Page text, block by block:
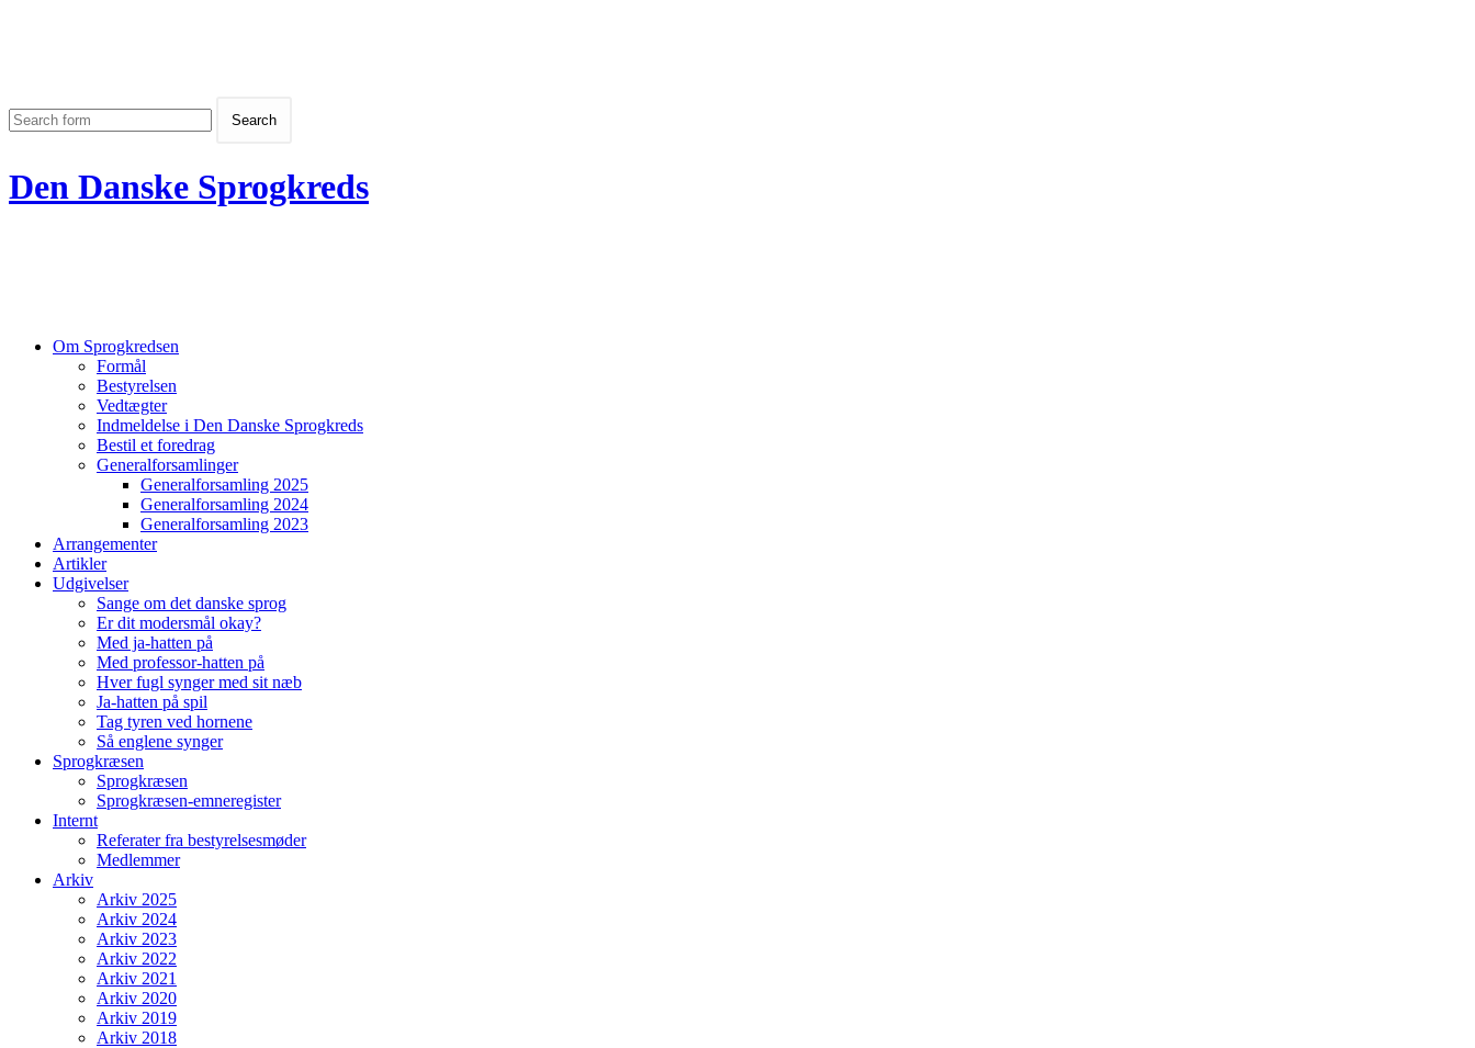
Den Danske Sprogkreds
Om Sprogkredsen
Formål
Bestyrelsen
Vedtægter
Indmeldelse i Den Danske Sprogkreds
Bestil et foredrag
Generalforsamlinger
Generalforsamling 2025
Generalforsamling 2024
Generalforsamling 2023
Arrangementer
Artikler
Udgivelser
Sange om det danske sprog
Er dit modersmål okay?
Med ja-hatten på
Med professor-hatten på
Hver fugl synger med sit næb
Ja-hatten på spil
Tag tyren ved hornene
Så englene synger
Sprogkræsen
Sprogkræsen
Sprogkræsen-emneregister
Internt
Referater fra bestyrelsesmøder
Medlemmer
Arkiv
Arkiv 2025
Arkiv 2024
Arkiv 2023
Arkiv 2022
Arkiv 2021
Arkiv 2020
Arkiv 2019
Arkiv 2018